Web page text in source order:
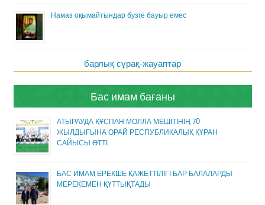
Намаз оқымайтындар бузге бауыр емес
барлық сұрақ-жауаптар
Бас имам бағаны
АТЫРАУДА ҚҰСПАН МОЛЛА МЕШІТІНІҢ 70
ЖЫЛДЫҒЫНА ОРАЙ РЕСПУБЛИКАЛЫҚ ҚҰРАН
САЙЫСЫ ӨТТІ
БАС ИМАМ ЕРЕКШЕ ҚАЖЕТТІЛІГІ БАР БАЛАЛАРДЫ
МЕРЕКЕМЕН ҚҰТТЫҚТАДЫ